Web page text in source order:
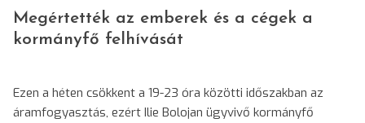
Megértették az emberek és a cégek a
kormányfő felhívását
Ezen a héten csökkent a 19-23 óra közötti időszakban az
áramfogyasztás, ezért Ilie Bolojan ügyvivő kormányfő